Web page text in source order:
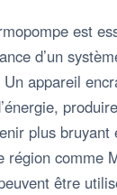
est
d’un
appareil
plus bruyant
région comme
être